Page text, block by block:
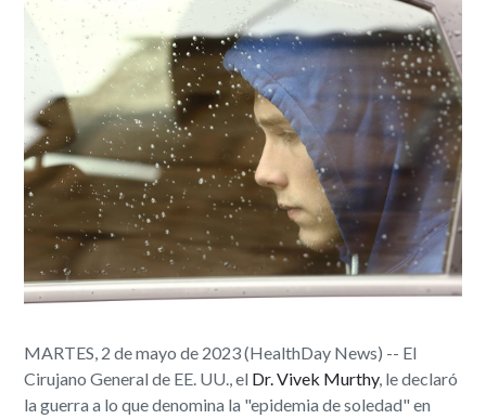
MARTES, 2 de mayo de 2023 (HealthDay News) -- El
Cirujano General de EE. UU., el Dr. Vivek Murthy, le declaró
la guerra a lo que denomina la "epidemia de soledad" en